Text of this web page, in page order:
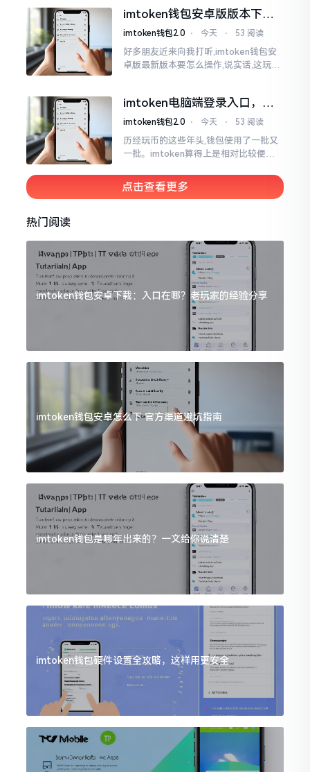
的模样
imtoken钱包安卓版版本下载
安装教程
imtoken钱包2.0 ⋅ 今天 ⋅ 53 阅读
好多朋友近来向我打听,imtoken钱包安
卓版最新版本要怎么操作,说实话,这玩意
0版本
imtoken电脑端登录入口，地
址在这里
imtoken钱包2.0 ⋅ 今天 ⋅ 53 阅读
历经玩币的这些年头,钱包使用了一批又
一批。imtoken算得上是相对比较便于
而有时想要就着大屏幕瞧瞧资产状况,那
就得去寻觅电脑端的入口。
点击查看更多
热门阅读
imtoken钱包安卓下载：入口在哪？老玩家的经验分享
imtoken钱包安卓怎么下 官方渠道避坑指南
imtoken钱包是哪年出来的？一文给你说清楚
imtoken钱包硬件设置全攻略，这样用更安全